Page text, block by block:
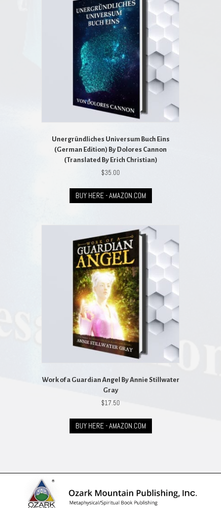
Unergründliches Universum Buch Eins
(German Edition) By Dolores Cannon
(Translated By Erich Christian)
$35.00
BUY HERE - AMAZON.COM
Work of a Guardian Angel By Annie Stillwater
Gray
$17.50
BUY HERE - AMAZON.COM